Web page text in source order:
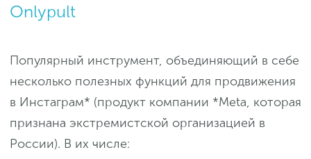
Onlypult
Популярный инструмент, объединяющий в себе
несколько полезных функций для продвижения
в Инстаграм* (продукт компании *Meta, которая
признана экстремистской организацией в
России). В их числе: